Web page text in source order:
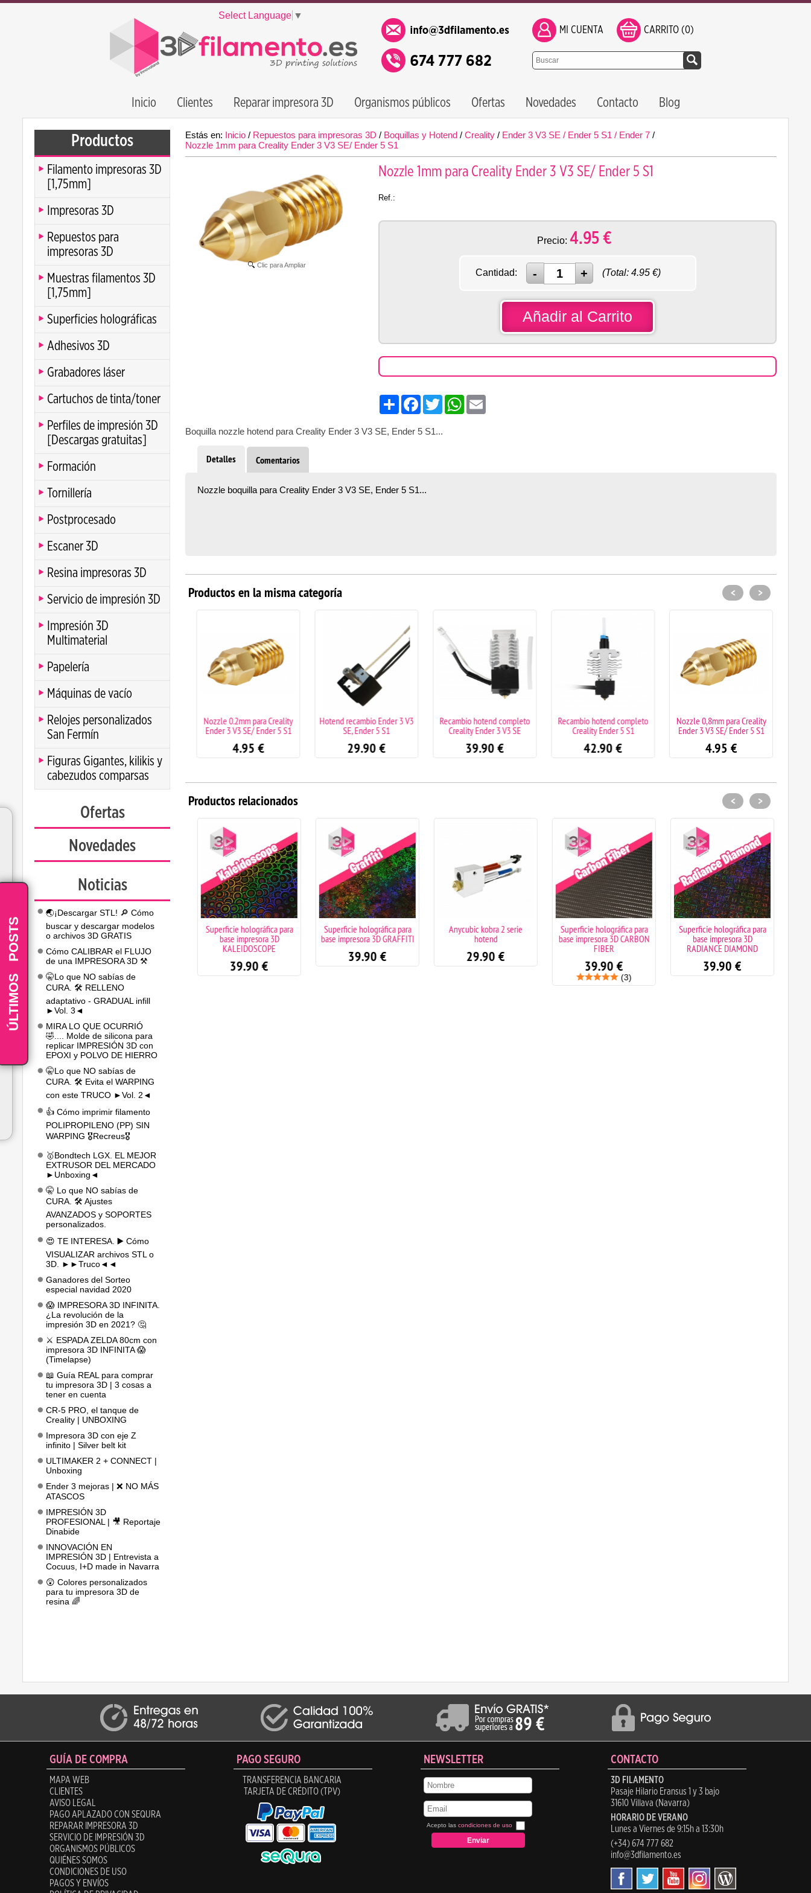
Select Language ▼
MI CUENTA CARRITO (0)
Inicio Clientes Reparar impresora 3D Organismos públicos Ofertas Novedades Contacto Blog
Productos
Filamento impresoras 3D
[1,75mm]
Impresoras 3D
Repuestos para
impresoras 3D
Muestras filamentos 3D
[1,75mm]
Superficies holográficas
Adhesivos 3D
Grabadores láser
Cartuchos de tinta/toner
Perfiles de impresión 3D
[Descargas gratuitas]
Formación
Tornillería
Postprocesado
Escaner 3D
Resina impresoras 3D
Servicio de impresión 3D
Impresión 3D
Multimaterial
Papelería
Máquinas de vacío
Relojes personalizados
San Fermín
Figuras Gigantes, kilikis y
cabezudos comparsas
Ofertas
Novedades
Noticias
🌏¡Descargar STL! 🔎 Cómo
buscar y descargar modelos
o archivos 3D GRATIS
Cómo CALIBRAR el FLUJO
de una IMPRESORA 3D ⚒️
🤫Lo que NO sabías de
CURA. 🛠️ RELLENO
adaptativo - GRADUAL infill
►Vol. 3◄
MIRA LO QUE OCURRIÓ
🤣.... Molde de silicona para
replicar IMPRESIÓN 3D con
EPOXI y POLVO DE HIERRO
🤫Lo que NO sabías de
CURA. 🛠️ Evita el WARPING
con este TRUCO ►Vol. 2◄
👍 Cómo imprimir filamento
POLIPROPILENO (PP) SIN
WARPING 🎖️Recreus🎖️
🥇Bondtech LGX. EL MEJOR
EXTRUSOR DEL MERCADO
►Unboxing◄
🤫 Lo que NO sabías de
CURA. 🛠️ Ajustes
AVANZADOS y SOPORTES
personalizados.
😍 TE INTERESA. ▶️ Cómo
VISUALIZAR archivos STL o
3D. ►►Truco◄◄
Ganadores del Sorteo
especial navidad 2020
😱 IMPRESORA 3D INFINITA.
¿La revolución de la
impresión 3D en 2021? 🤔
⚔️ ESPADA ZELDA 80cm con
impresora 3D INFINITA 😱
(Timelapse)
📖 Guía REAL para comprar
tu impresora 3D | 3 cosas a
tener en cuenta
CR-5 PRO, el tanque de
Creality | UNBOXING
Impresora 3D con eje Z
infinito | Silver belt kit
ULTIMAKER 2 + CONNECT |
Unboxing
Ender 3 mejoras | ❌ NO MÁS
ATASCOS
IMPRESIÓN 3D
PROFESIONAL | 🎥 Reportaje
Dinabide
INNOVACIÓN EN
IMPRESIÓN 3D | Entrevista a
Cocuus, I+D made in Navarra
😲 Colores personalizados
para tu impresora 3D de
resina 🌈
Estás en: Inicio / Repuestos para impresoras 3D / Boquillas y Hotend / Creality / Ender 3 V3 SE / Ender 5 S1 / Ender 7 /
Nozzle 1mm para Creality Ender 3 V3 SE/ Ender 5 S1
Clic para Ampliar
Nozzle 1mm para Creality Ender 3 V3 SE/ Ender 5 S1
Ref.:
Precio: 4.95 €
Cantidad: (Total: 4.95€)
Añadir al Carrito
Share Facebook
TwitterWhatsApp
Boquilla nozzle hotend para Creality Ender 3 V3 SE, Ender 5 S1...
Detalles Comentarios
Nozzle boquilla para Creality Ender 3 V3 SE, Ender 5 S1...
Productos en la misma categoría
Nozzle 0,4mm para Creality
Ender 3 V3 SE/ Ender 5 S1
Nozzle 0.2mm para Creality
Ender 3 V3 SE/ Ender 5 S1
4.95€
Hotend recambio Ender 3 V3
SE, Ender 5 S1
29.90€
Recambio hotend completo
Creality Ender 3 V3 SE
39.90€
Recambio hotend completo
Creality Ender 5 S1
42.90€
Nozzle 0,8mm para Creality
Ender 3 V3 SE/ Ender 5 S1
4.95€
< >
Productos relacionados
Arandela M3 pack 20
unidades
1.95€
Superficie holográfica para
base impresora 3D
KALEIDOSCOPE
39.90€
Superficie holográfica para
base impresora 3D GRAFFITI
39.90€
Anycubic kobra 2 serie
hotend
29.90€
Superficie holográfica para
base impresora 3D CARBON
FIBER
39.90€
(3)
Superficie holográfica para
base impresora 3D
RADIANCE DIAMOND
39.90€
< >
GUÍA DE COMPRA
MAPA WEB
CLIENTES
AVISO LEGAL
PAGO APLAZADO CON SEQURA
REPARAR IMPRESORA 3D
SERVICIO DE IMPRESIÓN 3D
ORGANISMOS PÚBLICOS
QUIÉNES SOMOS
CONDICIONES DE USO
PAGOS Y ENVÍOS
PAGO SEGURO
TRANSFERENCIA BANCARIA
TARJETA DE CRÉDITO (TPV)
NEWSLETTER
Acepto las condiciones de uso
CONTACTO
3D FILAMENTO
Pasaje Hilario Eransus 1 y 3 bajo
31610 Villava (Navarra)
HORARIO DE VERANO
Lunes a Viernes de 9:15h a 13:30h
(+34) 674 777 682
info@3dfilamento.es
ÚLTIMOS
POSTS